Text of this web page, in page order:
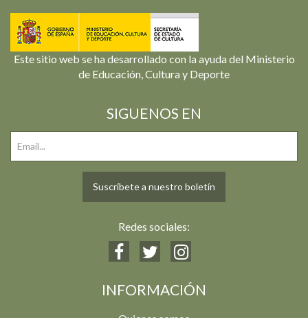
Este sitio web se ha desarrollado con la ayuda del Ministerio
de Educación, Cultura y Deporte
SIGUENOS EN
Suscríbete a nuestro boletín
Redes sociales:
INFORMACIÓN